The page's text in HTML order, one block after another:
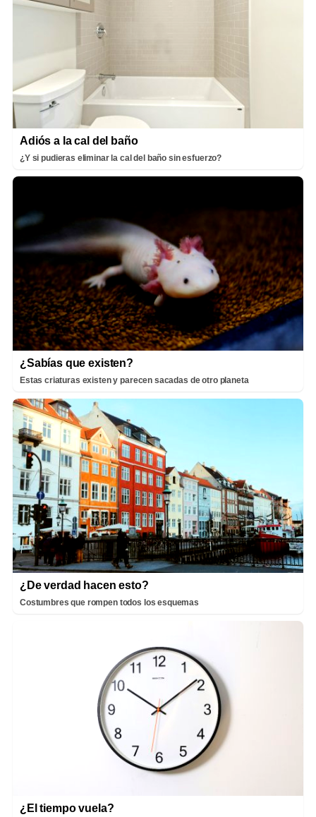
Adiós a la cal del baño
¿Y si pudieras eliminar la cal del baño sin esfuerzo?
¿Sabías que existen?
Estas criaturas existen y parecen sacadas de otro planeta
¿De verdad hacen esto?
Costumbres que rompen todos los esquemas
¿El tiempo vuela?